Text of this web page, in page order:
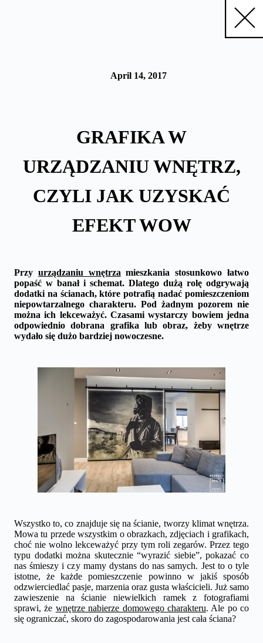
April 14, 2017
GRAFIKA W
URZĄDZANIU WNĘTRZ,
CZYLI JAK UZYSKAĆ
EFEKT WOW
Przy urządzaniu wnętrza mieszkania stosunkowo łatwo
popaść w banał i schemat. Dlatego dużą rolę odgrywają
dodatki na ścianach, które potrafią nadać pomieszczeniom
niepowtarzalnego charakteru. Pod żadnym pozorem nie
można ich lekceważyć. Czasami wystarczy bowiem jedna
odpowiednio dobrana grafika lub obraz, żeby wnętrze
wydało się dużo bardziej nowoczesne.
Wszystko to, co znajduje się na ścianie, tworzy klimat wnętrza.
Mowa tu przede wszystkim o obrazkach, zdjęciach i grafikach,
choć nie wolno lekceważyć przy tym roli zegarów. Przez tego
typu dodatki można skutecznie “wyrazić siebie”, pokazać co
nas śmieszy i czy mamy dystans do nas samych. Jest to o tyle
istotne, że każde pomieszczenie powinno w jakiś sposób
odzwierciedlać pasje, marzenia oraz gusta właścicieli. Już samo
zawieszenie na ścianie niewielkich ramek z fotografiami
sprawi, że wnętrze nabierze domowego charakteru. Ale po co
się ograniczać, skoro do zagospodarowania jest cała ściana?